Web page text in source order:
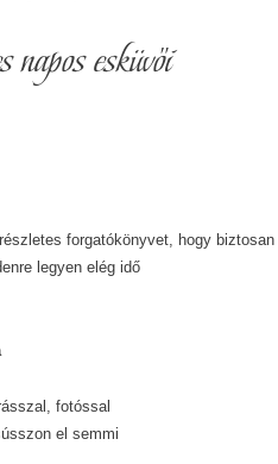
esküvői
forgatókönyvet, hogy biztosan
legyen elég idő
fotóssal
el semmi